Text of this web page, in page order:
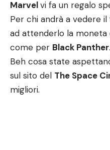
Marvelvi fa un regalo
Per chi andrà a vedere
ad attenderlo la moneta
come per Black Panther.
Beh cosa state
sul sito del The Space
migliori.